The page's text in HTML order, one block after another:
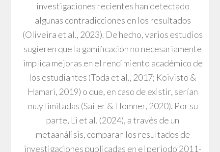
investigaciones recientes han detectado
algunas contradicciones en los resultados
(Oliveira et al., 2023). De hecho, varios estudios
sugieren que la gamificación no necesariamente
implica mejoras en el rendimiento académico de
los estudiantes (Toda et al., 2017; Koivisto &
Hamari, 2019) o que, en caso de existir, serían
muy limitadas (Sailer & Homner, 2020). Por su
parte, Li et al. (2024), a través de un
metaanálisis, comparan los resultados de
investigaciones publicadas en el periodo 2011-